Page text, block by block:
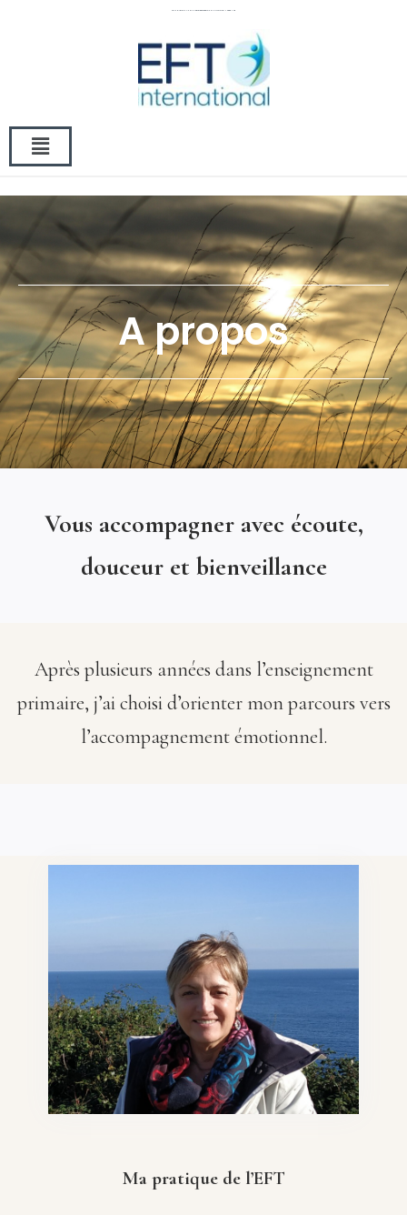
A propos
Vous accompagner avec écoute,
douceur et bienveillance
Après plusieurs années dans l’enseignement
primaire, j’ai choisi d’orienter mon parcours vers
l’accompagnement émotionnel.
Ma pratique de l’EFT